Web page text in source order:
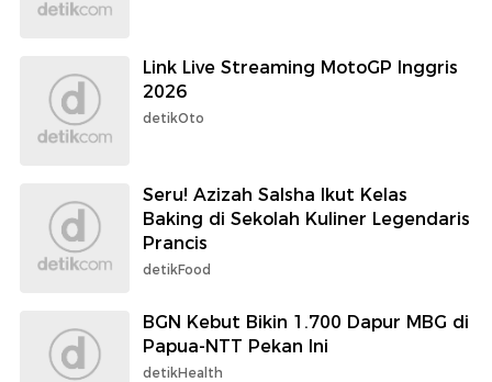
Link Live Streaming MotoGP Inggris
2026
detikOto
Seru! Azizah Salsha Ikut Kelas
Baking di Sekolah Kuliner Legendaris
Prancis
detikFood
BGN Kebut Bikin 1.700 Dapur MBG di
Papua-NTT Pekan Ini
detikHealth